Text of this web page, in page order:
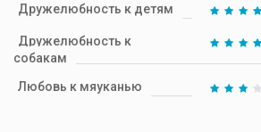
Дружелюбность к детям
Дружелюбность к
собакам
Любовь к мяуканью